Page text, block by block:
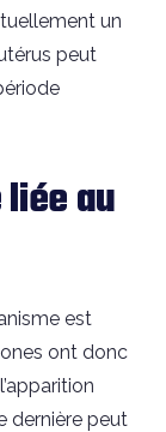
un
peut
au
est
ont donc
dernière peut